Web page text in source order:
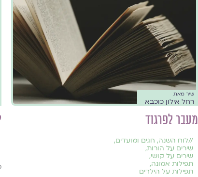
שיר מאת
רחל אילון כוכבא
מעבר לפרגוד
//לוח השנה, חגים ומועדים,
שירים על הורות,
שירים על קושי,
תפילות אמונה,
תפילות על הילדים